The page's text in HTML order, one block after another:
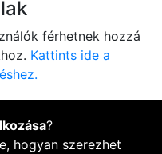
férhetnek hozzá
Kattints ide a
?
hogyan szerezhet